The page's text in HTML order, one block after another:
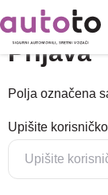
Naslovnica Prijava
Prijava
Polja označena
Upišite